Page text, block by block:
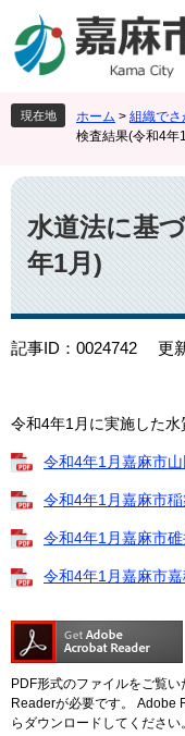
ジ
先
頭
。
ュ
を
飛
て
本
文
へ
現在地 ホーム > 組織でさ
検査結果(令和4年
本
文
水道法に基
年1月)
記事ID：0024742 更
令和4年1月に実施した水
令和4年1月嘉麻市
令和4年1月嘉麻市
令和4年1月嘉麻市
令和4年1月嘉麻市
PDF形式のファイルをご覧
Readerが必要です。
Adobe
らダウンロードしてください